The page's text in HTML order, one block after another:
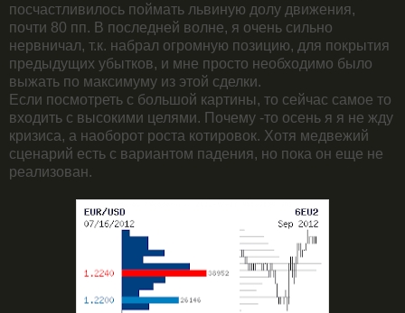
посчастливилось поймать львиную долу движения,
почти 80 пп. В последней волне, я очень сильно
нервничал, т.к. набрал огромную позицию, для покрытия
предыдущих убытков, и мне просто необходимо было
выжать по максимуму из этой сделки.
Если посмотреть с большой картины, то сейчас самое то
входить с высокими целями. Почему -то осень я я не жду
кризиса, а наоборот роста котировок. Хотя медвежий
сценарий есть с вариантом падения, но пока он еще не
реализован.